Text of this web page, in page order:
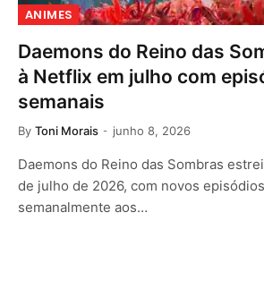
ANIMES
Daemons do Reino das
à Netflix em julho com
semanais
By Toni Morais junho 8, 2026
Daemons do Reino das Sombras
de julho de 2026, com novos
semanalmente aos…